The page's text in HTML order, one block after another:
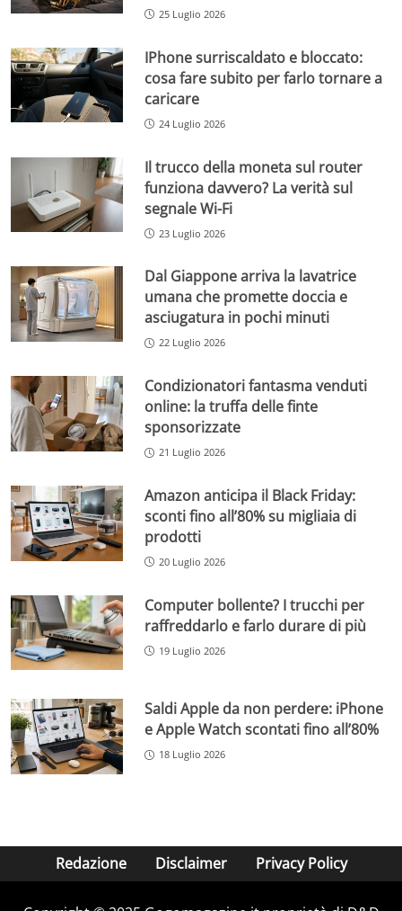
25 Luglio 2026
IPhone surriscaldato e bloccato:
cosa fare subito per farlo tornare a
caricare
24 Luglio 2026
Il trucco della moneta sul router
funziona davvero? La verità sul
segnale Wi-Fi
23 Luglio 2026
Dal Giappone arriva la lavatrice
umana che promette doccia e
asciugatura in pochi minuti
22 Luglio 2026
Condizionatori fantasma venduti
online: la truffa delle finte
sponsorizzate
21 Luglio 2026
Amazon anticipa il Black Friday:
sconti fino all’80% su migliaia di
prodotti
20 Luglio 2026
Computer bollente? I trucchi per
raffreddarlo e farlo durare di più
19 Luglio 2026
Saldi Apple da non perdere: iPhone
e Apple Watch scontati fino all’80%
18 Luglio 2026
Redazione Disclaimer Privacy Policy